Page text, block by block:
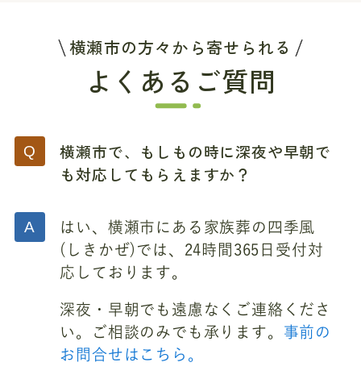
横瀬市の方々から寄せられる
よくあるご質問
横瀬市で、もしもの時に深夜や早朝で
も対応してもらえますか？
はい、横瀬市にある家族葬の四季風
(しきかぜ)では、24時間365日受付対
応しております。
深夜・早朝でも遠慮なくご連絡くださ
い。ご相談のみでも承ります。 事前の
お問合せはこちら。